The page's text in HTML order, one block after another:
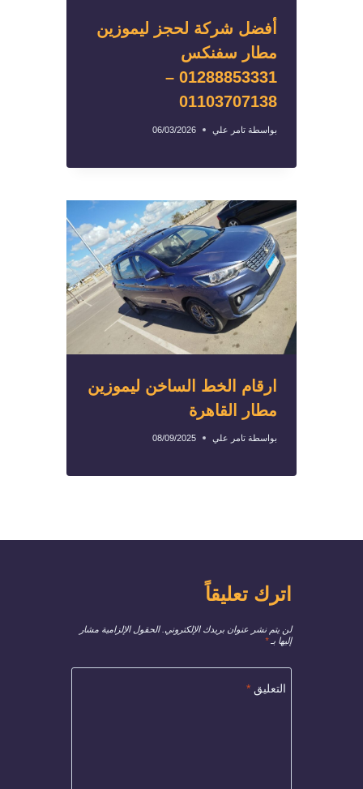
أفضل شركة لحجز ليموزين
مطار سفنكس
01288853331 –
01103707138
بواسطة تامر علي 06/03/2026
ارقام الخط الساخن ليموزين
مطار القاهرة
بواسطة تامر علي 08/09/2025
اترك تعليقاً
لن يتم نشر عنوان بريدك الإلكتروني. الحقول الإلزامية مشار
إليها بـ*
التعليق *